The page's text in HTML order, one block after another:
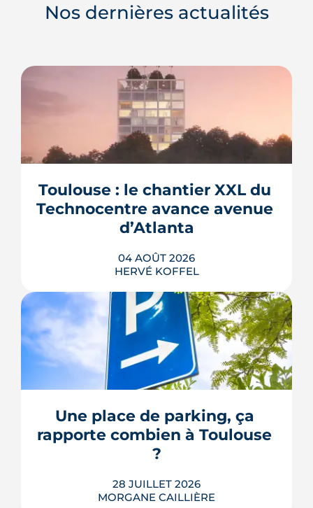
Nos dernières actualités
Toulouse : le chantier XXL du
Technocentre avance avenue
d’Atlanta
04 AOÛT 2026
HERVÉ KOFFEL
Avenue d'Atlanta, à la Roseraie, un
chantier de six hectares réorganise les
coulisses techniques de Toulouse
Métropole. Derrière les buttes de terre
déménagement de services, plusieurs
chiffrages officiels et un bras de fer
environnemental.
LIRE L'ARTICLE
Une place de parking, ça
rapporte combien à Toulouse
?
28 JUILLET 2026
MORGANE CAILLIÈRE